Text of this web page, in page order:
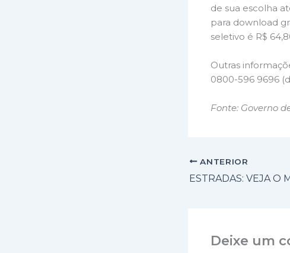
de sua escolha
para download
seletivo é R$
Outras
0800-596 9696
Fonte: Governo
ANTERIOR
Deixe um